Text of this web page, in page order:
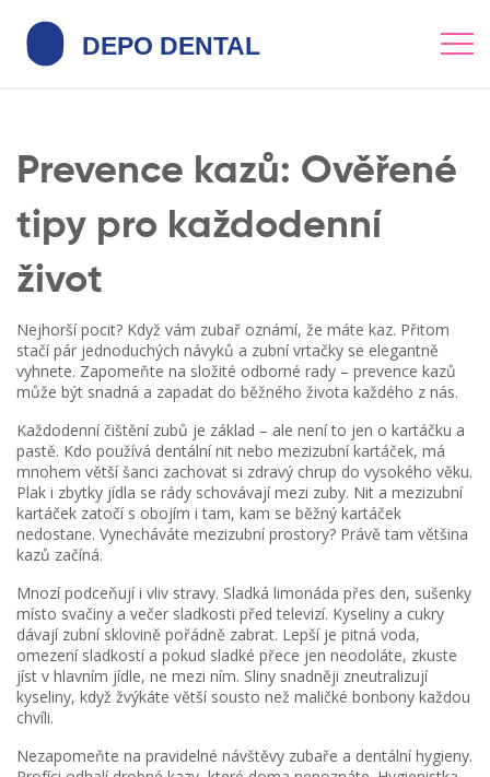
Prevence kazů: Ověřené
tipy pro každodenní
život
Nejhorší pocit? Když vám zubař oznámí, že máte kaz. Přitom
stačí pár jednoduchých návyků a zubní vrtačky se elegantně
vyhnete. Zapomeňte na složité odborné rady – prevence kazů
může být snadná a zapadat do běžného života každého z nás.
Každodenní čištění zubů je základ – ale není to jen o kartáčku a
pastě. Kdo používá dentální nit nebo mezizubní kartáček, má
mnohem větší šanci zachovat si zdravý chrup do vysokého věku.
Plak i zbytky jídla se rády schovávají mezi zuby. Nit a mezizubní
kartáček zatočí s obojím i tam, kam se běžný kartáček
nedostane. Vynecháváte mezizubní prostory? Právě tam většina
kazů začíná.
Mnozí podceňují i vliv stravy. Sladká limonáda přes den, sušenky
místo svačiny a večer sladkosti před televizí. Kyseliny a cukry
dávají zubní sklovině pořádně zabrat. Lepší je pitná voda,
omezení sladkostí a pokud sladké přece jen neodoláte, zkuste
jíst v hlavním jídle, ne mezi ním. Sliny snadněji zneutralizují
kyseliny, když žvýkáte větší sousto než maličké bonbony každou
chvíli.
Nezapomeňte na pravidelné návštěvy zubaře a dentální hygieny.